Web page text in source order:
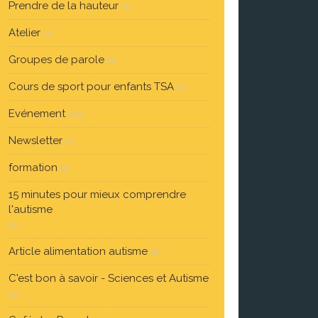
Prendre de la hauteur (2)
Atelier (7)
Groupes de parole (9)
Cours de sport pour enfants TSA (2)
Evénement (20)
Newsletter (1)
formation (9)
15 minutes pour mieux comprendre
l'autisme
(1)
Article alimentation autisme (6)
C'est bon à savoir - Sciences et Autisme
(5)